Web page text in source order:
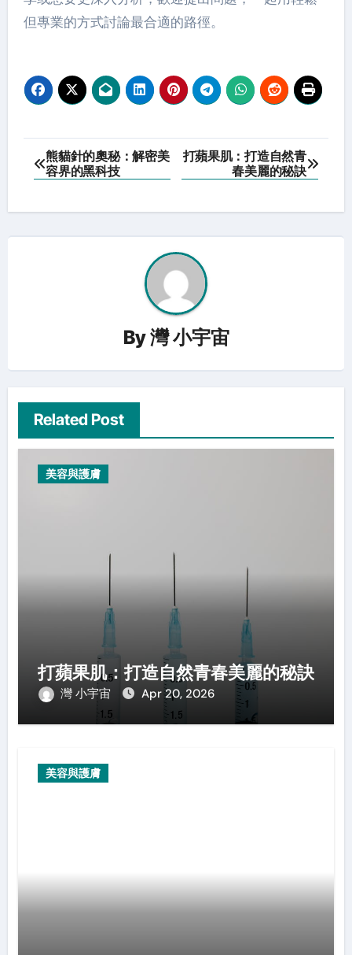
但專業的方式討論最合適的路徑。
Post
navigation
熊貓針的奧秘：解密美
容界的黑科技
打蘋果肌：打造自然青
春美麗的秘訣
By灣 小宇宙
Related Post
美容與護膚
打蘋果肌：打造自然青春美麗的秘訣
灣 小宇宙 Apr 20, 2026
美容與護膚